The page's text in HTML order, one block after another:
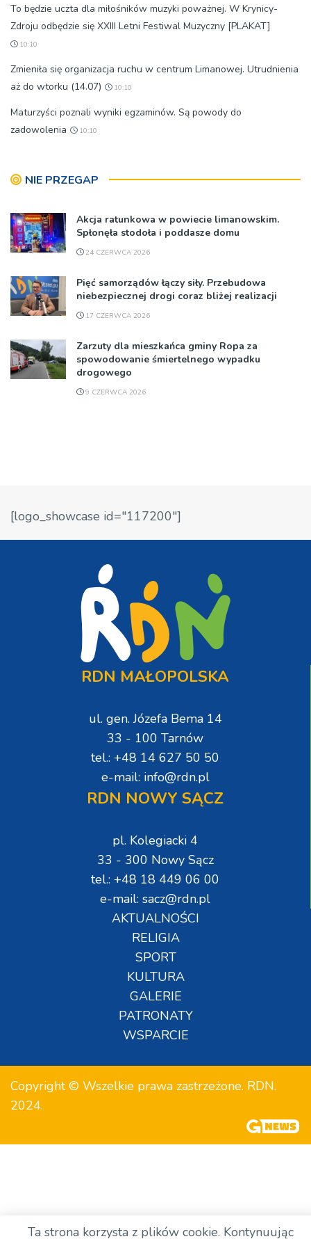
To będzie uczta dla miłośników muzyki poważnej. W Krynicy-
Zdroju odbędzie się XXIII Letni Festiwal Muzyczny [PLAKAT]
10:10
Zmieniła się organizacja ruchu w centrum Limanowej. Utrudnienia
aż do wtorku (14.07)
10:10
Maturzyści poznali wyniki egzaminów. Są powody do
zadowolenia
10:10
NIE PRZEGAP
Akcja ratunkowa w powiecie limanowskim.
Spłonęła stodoła i poddasze domu
24 CZERWCA 2026
Pięć samorządów łączy siły. Przebudowa
niebezpiecznej drogi coraz bliżej realizacji
17 CZERWCA 2026
Zarzuty dla mieszkańca gminy Ropa za
spowodowanie śmiertelnego wypadku
drogowego
9 CZERWCA 2026
[logo_showcase id="117200"]
RDN MAŁOPOLSKA
ul. gen. Józefa Bema 14
33 - 100 Tarnów
tel.: +48 14 627 50 50
e-mail: info@rdn.pl
RDN NOWY SĄCZ
pl. Kolegiacki 4
33 - 300 Nowy Sącz
tel.: +48 18 449 06 00
e-mail: sacz@rdn.pl
AKTUALNOŚCI
RELIGIA
SPORT
KULTURA
GALERIE
PATRONATY
WSPARCIE
Copyright © Wszelkie prawa zastrzeżone. RDN.
2024.
Ta strona korzysta z plików cookie. Kontynuując